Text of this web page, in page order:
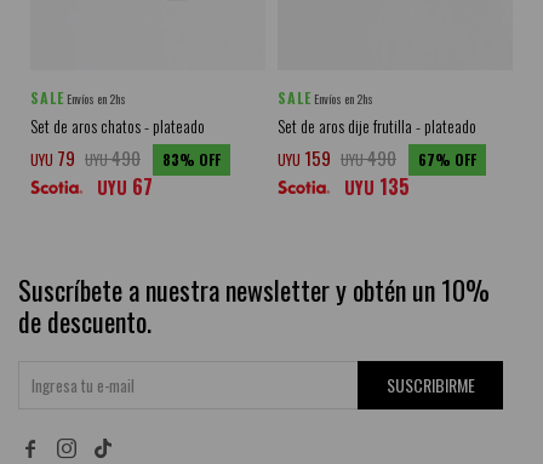
SALE Envíos en 2hs
Set de aros chatos - plateado
UYU 79 UYU490 83
UYU 67
SALE Envíos en 2hs
Set de aros dije frutilla - plateado
UYU 159 UYU490 67
UYU 135
Suscríbete a nuestra newsletter y obtén un 10%
de descuento.
SUSCRIBIRME
 